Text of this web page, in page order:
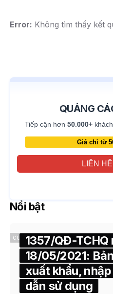
Error: Không tìm thấy kết
QUẢNG
Tiếp cận hơn 50.000+
Giá chỉ từ
LIÊN
Nổi bật
CUSTOMS1357/QĐ-TCHQ
18/05/2021:
xuất khẩu,
dẫn sử dụng